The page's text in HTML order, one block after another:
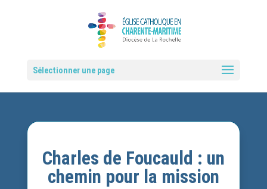
Sélectionner une page
Charles de Foucauld : un
chemin pour la mission